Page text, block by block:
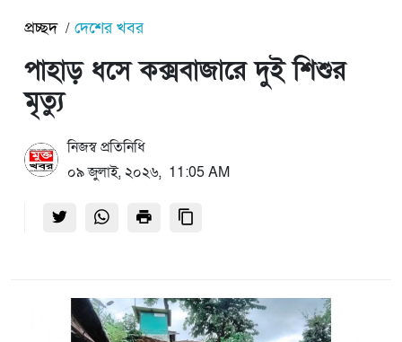
প্রচ্ছদ দেশের খবর
পাহাড় ধসে কক্সবাজারে দুই শিশুর
মৃত্যু
নিজস্ব প্রতিনিধি
০৯ জুলাই, ২০২৬, 11:05 AM